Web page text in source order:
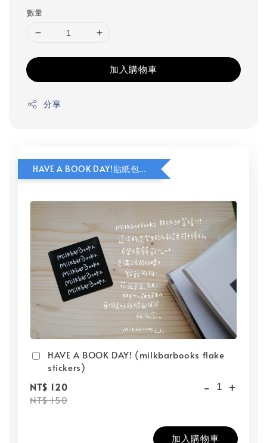
數量
加入購物車
分享
HAVE A BOOK DAY!貼紙包加價購
HAVE A BOOK DAY! (milkbarbooks flake
stickers)
NT$ 120
NT$ 150
- +
加入購物車